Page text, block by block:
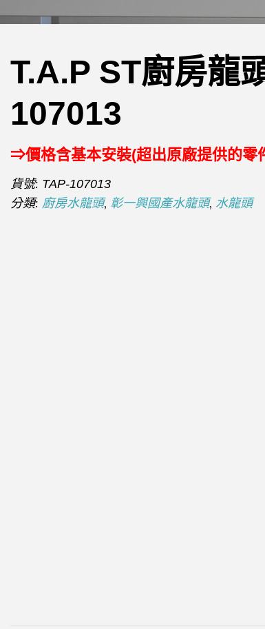
T.A.P ST廚房龍
107013
⇒價格含基本安裝(超出原廠提供的零
貨號: TAP-107013
分類: 廚房水龍頭, 彰一興國產水龍頭, 水龍頭